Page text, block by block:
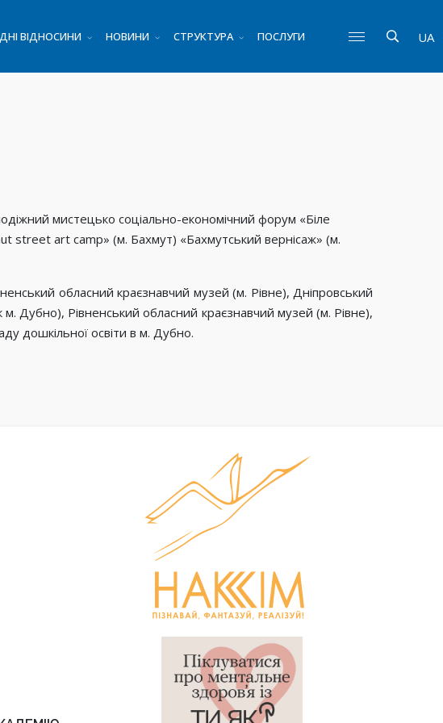
ВІДНОСИНИ НОВИНИ СТРУКТУРА ПОСЛУГИ UA
мистецько соціально-економічний форум «Біле
street art camp» (м. Бахмут) «Бахмутський вернісаж» (м.
обласний краєзнавчий музей (м. Рівне), Дніпровський
Дубно), Рівненський обласний краєзнавчий музей (м. Рівне),
дошкільної освіти в м. Дубно.